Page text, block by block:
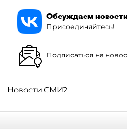
Обсуждаем
Присоединяйтесь!
Подписаться на
Новости СМИ2